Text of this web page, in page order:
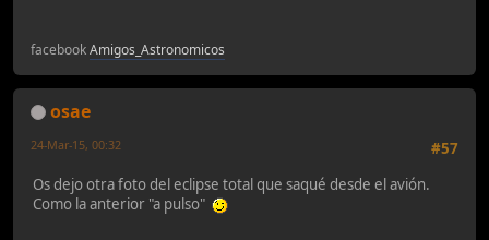
facebookAmigos_Astronomicos
osae
#57
24-Mar-15, 00:32
Os dejo otra foto del eclipse total que saqué desde el avión.
Como la anterior "a pulso"